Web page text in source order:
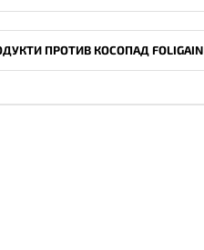
ПРОТИВ КОСОПАД FOLIGAIN